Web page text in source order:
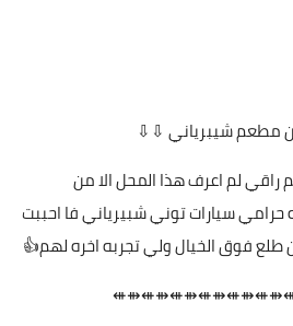
عن مطعم شيبرياني ⇩⇩
لم اعرف هذا المحل الا من
سيارات توني شبيرياني فا احببت
فوق الخيال ولي تجربه اخره لهم👍